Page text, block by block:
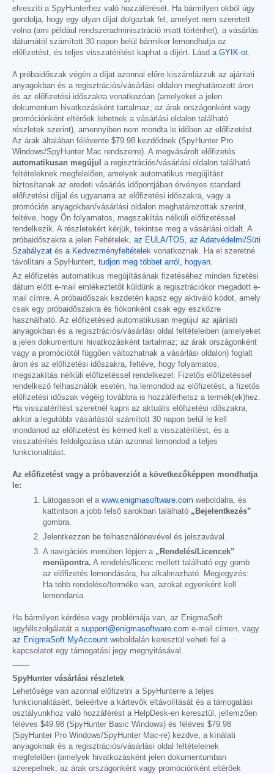
elveszíti a SpyHunterhez való hozzáférését. Ha bármilyen okból úgy
gondolja, hogy egy olyan díjat dolgoztak fel, amelyet nem szeretett
volna (ami például rendszeradminisztráció miatt történhet), a vásárlás
dátumától számított 30 napon belül bármikor lemondhatja az
előfizetést, és teljes visszatérítést kaphat a díjért. Lásd a GYIK-ot
A próbaidőszak végén a díjat azonnal előre kiszámlázzuk az ajánlati
anyagokban és a regisztrációs/vásárlási oldalon meghatározott áron
és az előfizetési időszakra vonatkozóan (amelyeket a jelen
dokumentum hivatkozásként tartalmaz; az árak országonként vagy
promóciónként eltérőek lehetnek a vásárlási oldalon található
részletek szerint), amennyiben nem mondta le időben az előfizetést.
Az árak általában félévente $79.98 kezdődnek (SpyHunter Pro
Windows/SpyHunter Mac rendszerre). A megvásárolt előfizetés
automatikusan megújul
a regisztrációs/vásárlási oldalon található
feltételeknek megfelelően, amelyek automatikus megújítást
biztosítanak az eredeti vásárlás időpontjában érvényes standard
előfizetési díjjal és ugyanarra az előfizetési időszakra, vagy a
promóciós anyagokban/vásárlási oldalon meghatározottak szerint,
feltéve, hogy Ön folyamatos, megszakítás nélküli előfizetéssel
rendelkezik. A részletekért kérjük, tekintse meg a vásárlási oldalt. A
próbaidőszakra a jelen Feltételek, az EULA/TOS
az Adatvédelmi/Süti
Szabályzat és a Kedvezményfeltételek vonatkoznak. Ha el szeretné
távolítani a SpyHuntert, tudjon meg többet arról, hogyan
Az előfizetés automatikus megújításának fizetéséhez minden fizetési
dátum előtt e-mail emlékeztetőt küldünk a regisztrációkor megadott e-
mail címre. A próbaidőszak kezdetén kapsz egy aktiváló kódot, amely
csak egy próbaidőszakra és fiókonként csak egy eszközre
használható. Az előfizetésed automatikusan megújul az ajánlati
anyagokban és a regisztrációs/vásárlási oldal feltételeiben (amelyeket
a jelen dokumentum hivatkozásként tartalmaz; az árak országonként
vagy a promóciótól függően változhatnak a vásárlási oldalon) foglalt
áron és az előfizetési időszakra, feltéve, hogy folyamatos,
megszakítás nélküli előfizetéssel rendelkezel. Fizetős előfizetéssel
rendelkező felhasználók esetén, ha lemondod az előfizetést, a fizetős
előfizetési időszak végéig továbbra is hozzáférhetsz a termék(ek)hez.
Ha visszatérítést szeretnél kapni az aktuális előfizetési időszakra,
akkor a legutóbbi vásárlástól számított 30 napon belül le kell
mondanod az előfizetést és kérned kell a visszatérítést, és a
visszatérítés feldolgozása után azonnal lemondod a teljes
funkcionalitást.
Az előfizetést vagy a próbaverziót a következőképpen mondhatja
le:
Látogasson el a www.enigmasoftware.com weboldalra, és
kattintson a jobb felső sarokban található „Bejelentkezés”
gombra.
Jelentkezzen be felhasználónevével és jelszavával.
A navigációs menüben lépjen a „Rendelés/Licencek”
menüpontra. A rendelés/licenc mellett található egy gomb
az előfizetés lemondására, ha alkalmazható. Megjegyzés:
Ha több rendelése/terméke van, azokat egyenként kell
lemondania.
Ha bármilyen kérdése vagy problémája van, az EnigmaSoft
ügyfélszolgálatát a support@enigmasoftware.com e-mail címen, vagy
az EnigmaSoft MyAccount weboldalán keresztül veheti fel a
kapcsolatot egy támogatási jegy megnyitásával.
-------
SpyHunter vásárlási részletek
Lehetősége van azonnal előfizetni a SpyHunterre a teljes
funkcionalitásért, beleértve a kártevők eltávolítását és a támogatási
osztályunkhoz való hozzáférést a HelpDesk-en keresztül, jellemzően
féléves $49.98 (SpyHunter Basic Windows) és féléves $79.98
(SpyHunter Pro Windows/SpyHunter Mac-re) kezdve, a kínálati
anyagoknak és a regisztrációs/vásárlási oldal feltételeinek
megfelelően (amelyek hivatkozásként jelen dokumentumban
szerepelnek; az árak országonként vagy promóciónként eltérőek